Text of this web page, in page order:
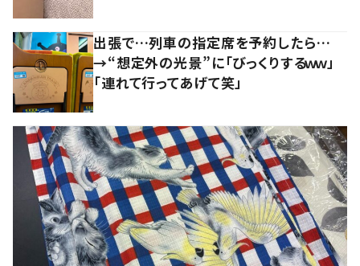
出張で…列車の指定席を予約したら…
→“想定外の光景”に「びっくりするｗｗ」
「連れて行ってあげて笑」